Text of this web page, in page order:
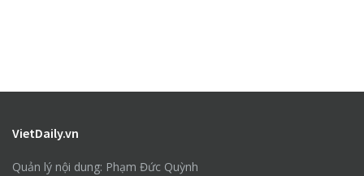
VietDaily.vn
Quản lý nội dung: Phạm Đức Quỳnh